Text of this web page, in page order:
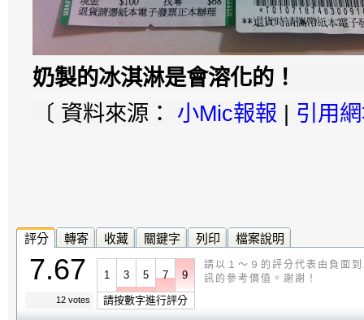
奶製的冰淇淋是會溶化的！
〔 資料來源： 小Mic報報 | 引用
評分 轉寄 收藏 關鍵字 列印 檔案說明
7.67
12 votes
1 3 5 7 9
請按數字進行評分
請以１～９的評分代表由負面
訊的參考價值。謝謝！